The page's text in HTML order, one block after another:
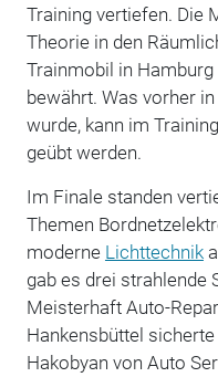
Training vertiefen. Die
Theorie in den
Trainmobil in
bewährt. Was vorher
wurde, kann im
geübt werden.
Im Finale standen
Themen
moderne Lichttechnik
gab es drei strahlende
Meisterhaft Auto-
Hankensbüttel
Hakobyan von Auto